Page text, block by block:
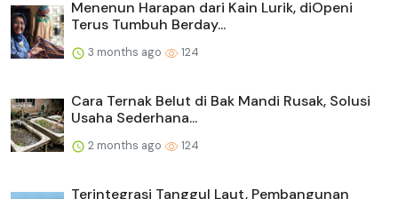
Menenun Harapan dari Kain Lurik, diOpeni
Terus Tumbuh Berday...
3 months ago 124
Cara Ternak Belut di Bak Mandi Rusak, Solusi
Usaha Sederhana...
2 months ago 124
Terintegrasi Tanggul Laut, Pembangunan